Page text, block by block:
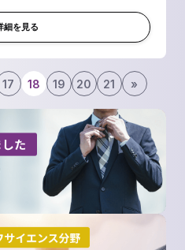
務プロセス全般の内部統制及
細を見る
17 18 19 20 21 »